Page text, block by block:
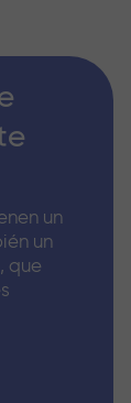
un
un
que